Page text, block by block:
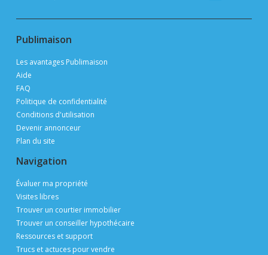
Publimaison
Les avantages Publimaison
Aide
FAQ
Politique de confidentialité
Conditions d'utilisation
Devenir annonceur
Plan du site
Navigation
Évaluer ma propriété
Visites libres
Trouver un courtier immobilier
Trouver un conseiller hypothécaire
Ressources et support
Trucs et actuces pour vendre